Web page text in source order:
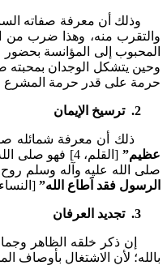
وذلك أن معرفة صفاته
والتقرب منه، وهذا ضرب من
المحبوب إلى المؤانسة بحضور
وحين يتشكل الوجدان بمحبته
حرمة على قدر حرمة المشرع
ذلك أن معرفة شمائله صلى
عظيم”
[القلم، 4]
صلى الله عليه وآله وسلم روح
الرسول فقد اَطاع الله” [النساء، 79]، فمحبته موجبة لمعيته ومجاورته وصحبته،
3. تجديد العرفان
إن ذكر خلقه الظاهر
بالله؛ لأن الاشتغال بأوصاف